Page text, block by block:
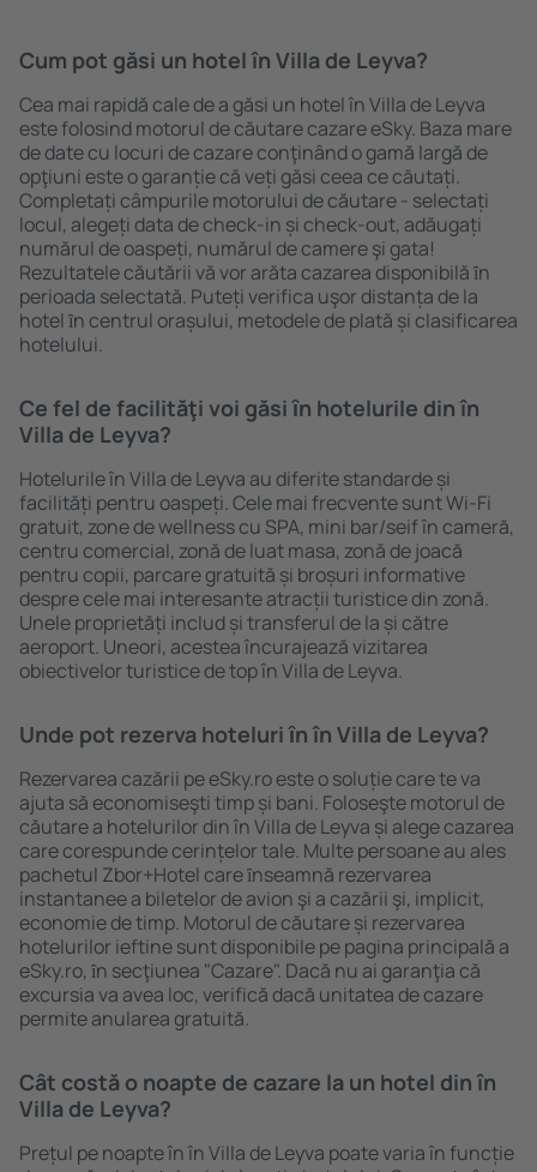
Cum pot găsi un hotel în Villa de Leyva?
Cea mai rapidă cale de a găsi un hotel în Villa de Leyva
este folosind motorul de căutare cazare eSky. Baza mare
de date cu locuri de cazare conţinând o gamă largă de
opţiuni este o garanție că veți găsi ceea ce căutați.
Completați câmpurile motorului de căutare - selectați
locul, alegeți data de check-in și check-out, adăugați
numărul de oaspeți, numărul de camere şi gata!
Rezultatele căutării vă vor arăta cazarea disponibilă ȋn
perioada selectată. Puteți verifica uşor distanța de la
hotel ȋn centrul orașului, metodele de plată și clasificarea
hotelului.
Ce fel de facilităţi voi găsi ȋn hotelurile din în
Villa de Leyva?
Hotelurile în Villa de Leyva au diferite standarde și
facilități pentru oaspeți. Cele mai frecvente sunt Wi-Fi
gratuit, zone de wellness cu SPA, mini bar/seif în cameră,
centru comercial, zonă de luat masa, zonă de joacă
pentru copii, parcare gratuită și broșuri informative
despre cele mai interesante atracții turistice din zonă.
Unele proprietăți includ și transferul de la și către
aeroport. Uneori, acestea încurajează vizitarea
obiectivelor turistice de top în Villa de Leyva.
Unde pot rezerva hoteluri ȋn în Villa de Leyva?
Rezervarea cazării pe eSky.ro este o soluție care te va
ajuta să economiseşti timp și bani. Foloseşte motorul de
căutare a hotelurilor din în Villa de Leyva și alege cazarea
care corespunde cerințelor tale. Multe persoane au ales
pachetul Zbor+Hotel care ȋnseamnă rezervarea
instantanee a biletelor de avion şi a cazării şi, implicit,
economie de timp. Motorul de căutare și rezervarea
hotelurilor ieftine sunt disponibile pe pagina principală a
eSky.ro, ȋn secţiunea "Cazare". Dacă nu ai garanţia că
excursia va avea loc, verifică dacă unitatea de cazare
permite anularea gratuită.
Cât costă o noapte de cazare la un hotel din în
Villa de Leyva?
Prețul pe noapte în în Villa de Leyva poate varia în funcție